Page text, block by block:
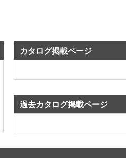
カタログ掲載ページ
過去カタログ掲載ページ